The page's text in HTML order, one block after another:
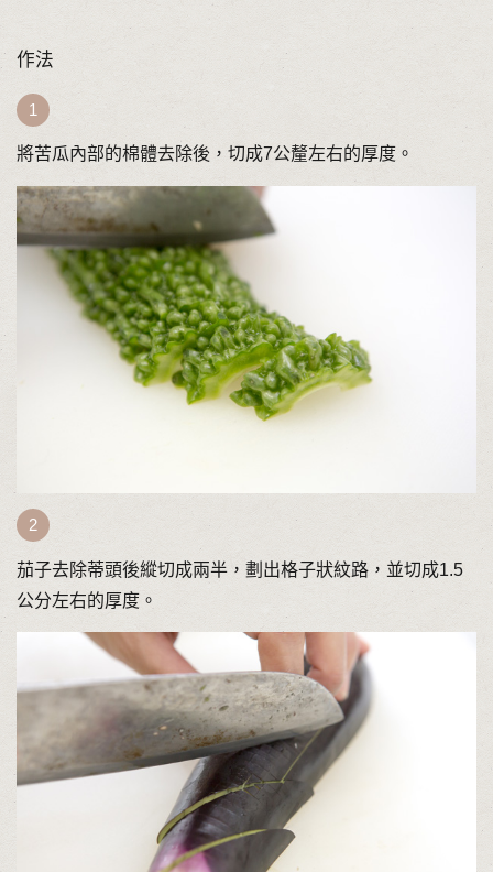
作法
將苦瓜內部的棉體去除後，切成7公釐左右的厚度。
茄子去除蒂頭後縱切成兩半，劃出格子狀紋路，並切成1.5
公分左右的厚度。